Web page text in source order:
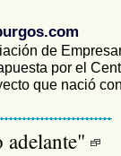
de
por el
que nació
adelante"